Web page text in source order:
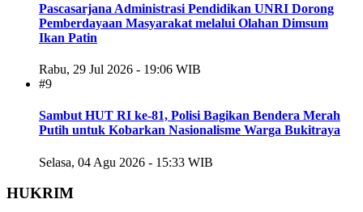
Pascasarjana Administrasi Pendidikan UNRI Dorong
Pemberdayaan Masyarakat melalui Olahan Dimsum
Ikan Patin
Rabu, 29 Jul 2026 - 19:06 WIB
#9
Sambut HUT RI ke-81, Polisi Bagikan Bendera Merah
Putih untuk Kobarkan Nasionalisme Warga Bukitraya
Selasa, 04 Agu 2026 - 15:33 WIB
HUKRIM